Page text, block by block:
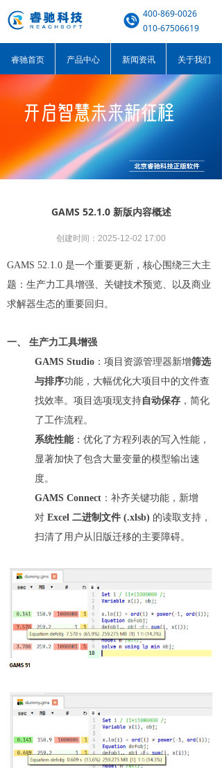
400-869-0026
010-67506619
睿驰首页 产品中心 新闻资讯 关于我们
GAMS 52.1.0 新版内容概述
GAMS 52.1.0 是一个重要更新，核心围绕三大主
题：生产力工具增强、关键技术预览、以及商业
求解器生态的重要回归。
一、 生产力工具增强
GAMS Studio ：项目资源管理器新增筛选
与排序功能，大幅优化大项目中的文件查
找效率。项目选项现支持自动保存 ，简化
了工作流程。
系统性能：优化了方程列表的写入性能，
显著加快了包含大量变量的模型输出速
度。
GAMS Connect ：补齐关键功能，新增
对 Excel 二进制文件 (.xlsb) 的读取支持，
扫清了用户从旧版迁移的主要障碍。
创建时间： 2025-12-02 17:00